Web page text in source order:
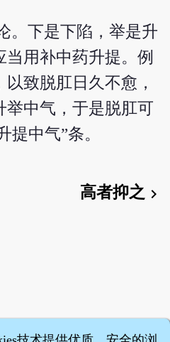
。下是下陷，举是升
用补中药升提。例
致脱肛日久不愈，
中气，于是脱肛可
提中气”条。
高者抑之chevron_right